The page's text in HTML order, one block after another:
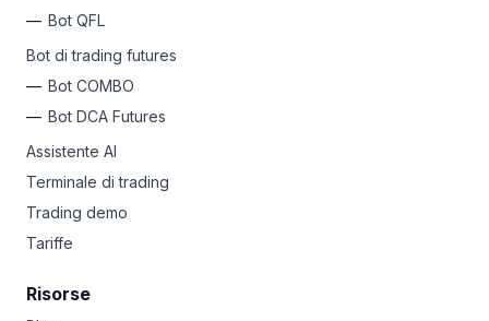
Bot QFL
Bot di trading futures
Bot COMBO
Bot DCA Futures
Assistente AI
Terminale di trading
Trading demo
Tariffe
Risorse